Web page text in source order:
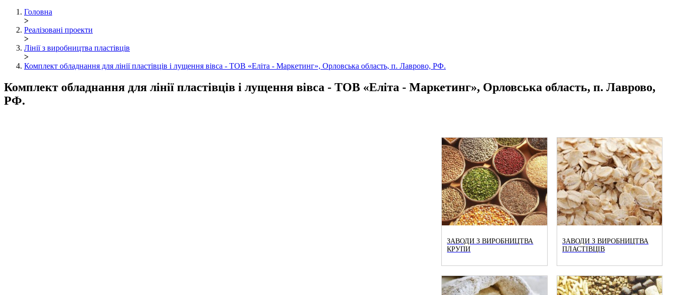
Головна
>
Реалізовані проекти
>
Лінії з виробництва пластівців
>
Комплект обладнання для лінії пластівців і лущення вівса - ТОВ «Еліта - Маркетинг», Орловська область, п. Лаврово, РФ.
Комплект обладнання для лінії пластівців і лущення вівса - ТОВ «Еліта - Маркетинг», Орловська область, п. Лаврово,
РФ.
ЗАВОДИ З ВИРОБНИЦТВА
КРУПИ
ЗАВОДИ З ВИРОБНИЦТВА
ПЛАСТІВЦІВ